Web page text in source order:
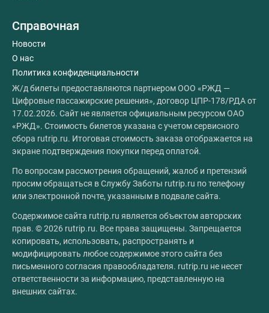
Справочная
Новости
О нас
Политика конфиденциальности
Ж/д билеты предоставляются партнером ООО «РЖД —
Цифровые пассажирские решения», договор ЦПР-178/РДА от
17.02.2026. Сайт не является официальным ресурсом ОАО
«РЖД». Стоимость билетов указана с учетом сервисного
сбора rutrip.ru. Итоговая стоимость заказа отображается на
экране подтверждения покупки перед оплатой.
По вопросам рассмотрения обращений, жалоб и претензий
просим обращаться в Службу Заботы rutrip.ru по телефону
или электронной почте, указанным в подвале сайта.
Содержимое сайта rutrip.ru является объектом авторских
прав. © 2026 rutrip.ru. Все права защищены. Запрещается
копировать, использовать, распространять и
модифицировать любое содержимое этого сайта без
письменного согласия правообладателя. rutrip.ru не несет
ответственности за информацию, представленную на
внешних сайтах.